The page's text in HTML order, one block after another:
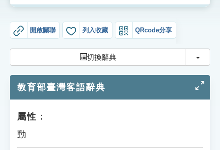
生字詞彙表
知識索引
開啟關聯 列入收藏 QRcode分享
切換辭典 切換
教育部臺灣客語辭典
屬性：
動